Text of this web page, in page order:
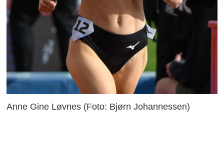
Anne Gine Løvnes (Foto: Bjørn Johannessen)